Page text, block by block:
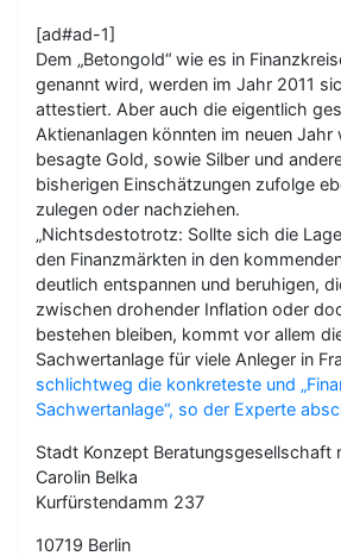
[ad#ad-1]
Dem „Betongold“ wie es in
genannt wird, werden im Jahr 2011
attestiert. Aber auch die eigentlich
Aktienanlagen könnten im neuen Jahr
besagte Gold, sowie Silber und
bisherigen Einschätzungen zufolge
zulegen oder nachziehen.
„Nichtsdestotrotz: Sollte sich die
den Finanzmärkten in den
deutlich entspannen und beruhigen,
zwischen drohender Inflation oder
bestehen bleiben, kommt vor allem
Sachwertanlage für viele Anleger in
schlichtweg die konkreteste und
Sachwertanlage“, so der Experte
Stadt Konzept Beratungsgesellschaft
Carolin Belka
Kurfürstendamm 237
10719 Berlin